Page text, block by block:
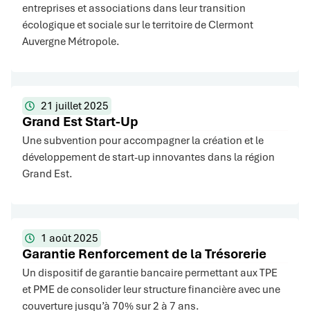
entreprises et associations dans leur transition
écologique et sociale sur le territoire de Clermont
Auvergne Métropole.
21 juillet 2025
Grand Est Start-Up
Une subvention pour accompagner la création et le
développement de start-up innovantes dans la région
Grand Est.
1 août 2025
Garantie Renforcement de la Trésorerie
Un dispositif de garantie bancaire permettant aux TPE
et PME de consolider leur structure financière avec une
couverture jusqu’à 70% sur 2 à 7 ans.